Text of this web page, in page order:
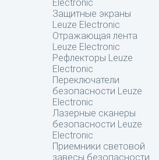
Electronic
Защитные экраны
Leuze Electronic
Отражающая лента
Leuze Electronic
Рефлекторы Leuze
Electronic
Переключатели
безопасности Leuze
Electronic
Лазерные сканеры
безопасности Leuze
Electronic
Приемники световой
завесы безопасности